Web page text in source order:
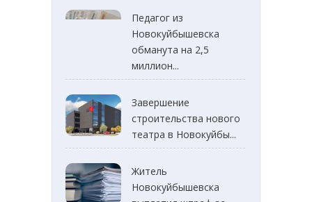
Педагог из
Новокуйбышевска
обманута на 2,5
миллион...
Завершение
строительства нового
театра в Новокуйбы...
Житель
Новокуйбышевска